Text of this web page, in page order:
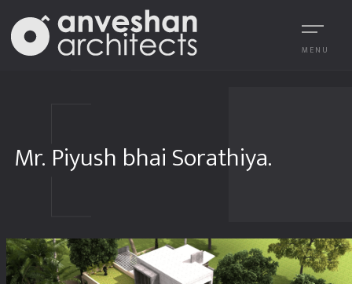
MENU
Mr. Piyush bhai Sorathiya.